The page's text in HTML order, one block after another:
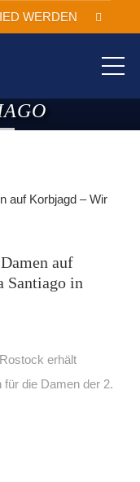
WERDEN
auf
Santiago in
erhält
für die Damen der 2.